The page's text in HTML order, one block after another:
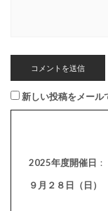
新しい投稿をメール
2025年度開催日 ：
９月２８日（日）